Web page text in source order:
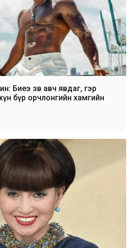
Биеэ зөв авч явдаг, гэр
бүр орчлонгийн хамгийн